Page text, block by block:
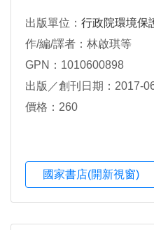
出版單位： 行政院環境保
作/編/譯者：林啟琪等
GPN：1010600898
出版／創刊日期：2017-
價格：260
國家書店(開新視窗)